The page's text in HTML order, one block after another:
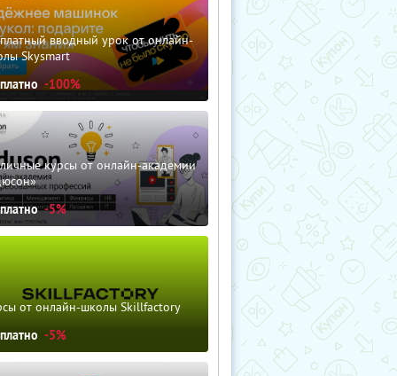
вводный урок от онлайн-
Skysmart
-100%
курсы от онлайн-академии
-5%
от онлайн-школы Skillfactory
-5%